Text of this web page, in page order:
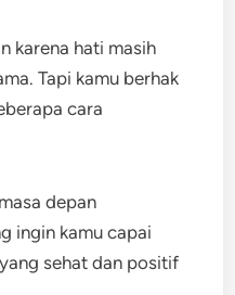
karena hati masih
Tapi kamu berhak
cara
depan
ingin kamu capai
sehat dan positif